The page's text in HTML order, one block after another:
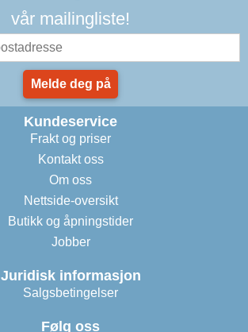
vår mailingliste!
Melde deg på
Kundeservice
Frakt og priser
Kontakt oss
Om oss
Nettside-oversikt
Butikk og åpningstider
Jobber
Juridisk informasjon
Salgsbetingelser
Følg oss